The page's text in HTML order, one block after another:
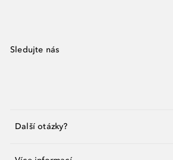
Sledujte nás
Další otázky?